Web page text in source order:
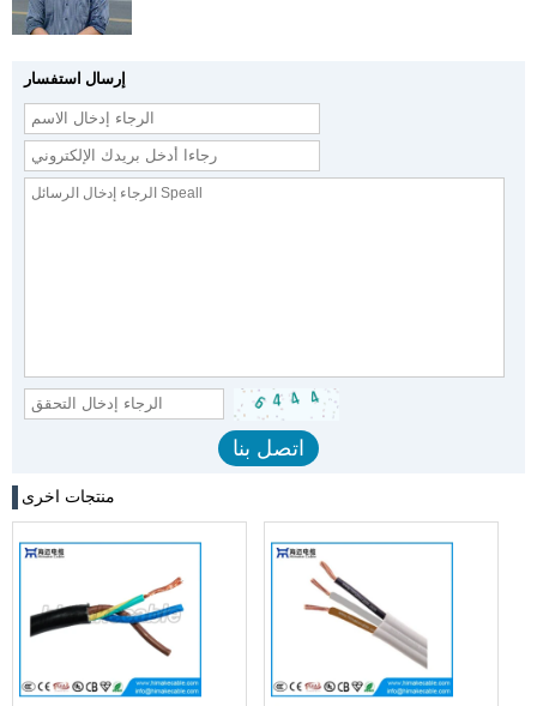
إرسال استفسار
منتجات اخرى